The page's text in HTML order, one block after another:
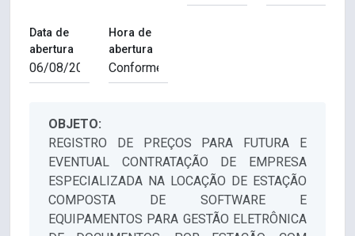
Data de
abertura
Hora de
abertura
OBJETO:
REGISTRO DE PREÇOS PARA FUTURA E
EVENTUAL CONTRATAÇÃO DE EMPRESA
ESPECIALIZADA NA LOCAÇÃO DE ESTAÇÃO
COMPOSTA DE SOFTWARE E
EQUIPAMENTOS PARA GESTÃO ELETRÔNICA